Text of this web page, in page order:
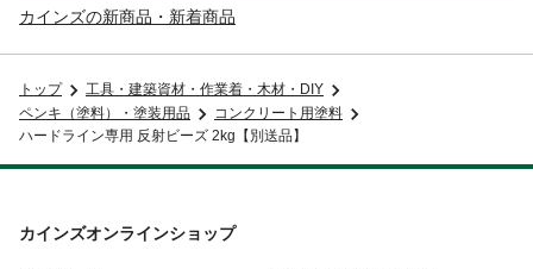
カインズの新商品・新着商品
トップ
工具・建築資材・作業着・木材・DIY
ペンキ（塗料）・塗装用品
コンクリート用塗料
ハードライン専用 反射ビーズ 2kg【別送品】
カインズオンラインショップ